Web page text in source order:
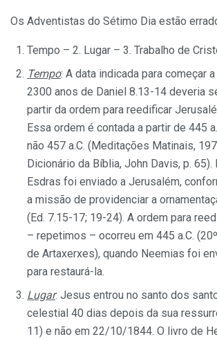
Os Adventistas do Sétimo Dia estão
Tempo – 2. Lugar – 3. Trabalho de
Tempo: A data indicada para começar
2300 anos de Daniel 8.13-14 deveria
partir da ordem para reedificar
Essa ordem é contada a partir de 445
não 457 a.C. (Meditações Matinais,
Dicionário da Bíblia, John Davis, p. 65).
Esdras foi enviado a Jerusalém,
a missão de providenciar a
(Ed. 7.15-17; 19-24). A ordem para
– repetimos – ocorreu em 445 a.C.
de Artaxerxes), quando Neemias foi
para restaurá-la.
Lugar: Jesus entrou no santo dos
celestial 40 dias depois da sua
11) e não em 22/10/1844. O livro de